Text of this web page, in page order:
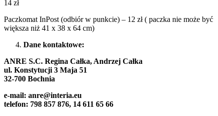
14 zł
Paczkomat InPost (odbiór w punkcie) – 12 zł ( paczka nie może być
większa niż 41 x 38 x 64 cm)
Dane kontaktowe:
ANRE S.C. Regina Całka, Andrzej Całka
ul. Konstytucji 3 Maja 51
32-700 Bochnia
e-mail: anre@interia.eu
telefon: 798 857 876, 14 611 65 66